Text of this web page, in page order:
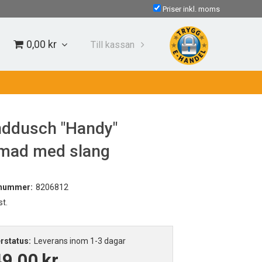
Priser inkl. moms
0,00 kr Till kassan
"Handy"
med slang
8206812
Leverans inom 1-3 dagar